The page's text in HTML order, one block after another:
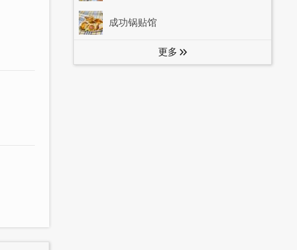
成功锅贴馆
更多